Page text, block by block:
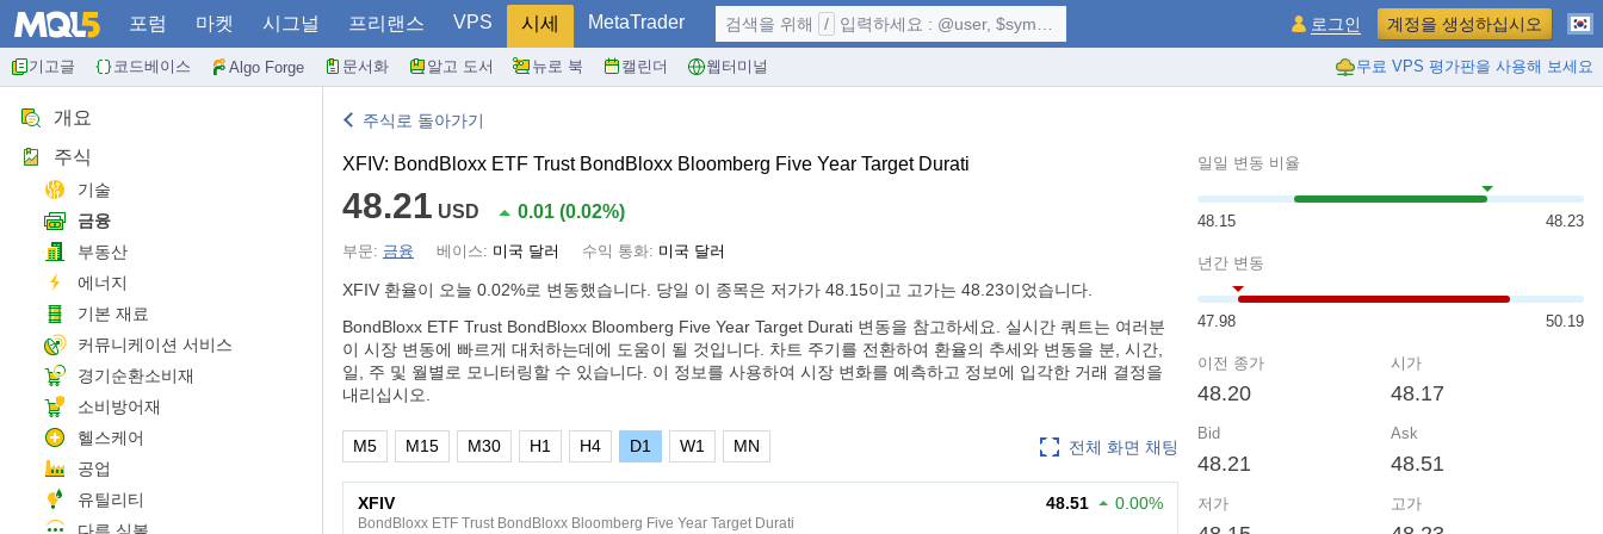
포럼 마켓 시그널 프리랜스 VPS 시세 MetaTrader
기고글 코드베이스 Algo Forge 문서화 알고 도서 뉴로 북 캘린더 웹터미널 무료 VPS 평가판을 사용해 보세요
검색을 위해 / 입력하세요 : @user, $symbol, ... 로그인 계정을 생성하십시오
개요
주식
기술
금융
부동산
에너지
기본 재료
커뮤니케이션 서비스
경기순환소비재
소비방어재
헬스케어
공업
유틸리티
주식로 돌아가기
XFIV: BondBloxx ETF Trust BondBloxx Bloomberg Five Year Target Durati
48.21 USD 0.01 (0.02%)
부문: 금융 베이스: 미국 달러 수익 통화: 미국 달러
XFIV 환율이 오늘 0.02%로 변동했습니다. 당일 이 종목은 저가가 48.15이고 고가는 48.23이었습니다.
BondBloxx ETF Trust BondBloxx Bloomberg Five Year Target Durati 변동을 참고하세요. 실시간 쿼트는 여러분
이 시장 변동에 빠르게 대처하는데에 도움이 될 것입니다. 차트 주기를 전환하여 환율의 추세와 변동을 분, 시간,
일, 주 및 월별로 모니터링할 수 있습니다. 이 정보를 사용하여 시장 변화를 예측하고 정보에 입각한 거래 결정을
내리십시오.
전체 화면 채팅
M5 M15 M30 H1 H4 D1 W1 MN
XFIV
BondBloxx ETF Trust BondBloxx Bloomberg Five Year Target Durati
48.51 0.00%
일일 변동 비율
48.15 48.23
년간 변동
47.98 50.19
이전 종가
48.20
시가
48.17
Bid
48.21
Ask
48.51
저가 고가